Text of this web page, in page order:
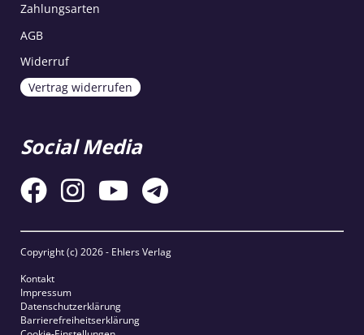
Zahlungsarten
AGB
Widerruf
Vertrag widerrufen
Social Media
Copyright (c) 2026 - Ehlers Verlag
Kontakt
Impressum
Datenschutzerklärung
Barrierefreiheitserklärung